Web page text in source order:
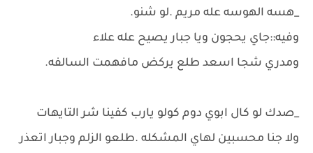
_هسه الهوسه عله مريم .لو شنو.
وفيه::جاي يحجون ويا جبار يصيح عله علاء
ومدري شجا اسعد طلع يركض مافهمت السالفه.
_صدك لو كال ابوي دوم كولو يارب كفينا شر التايهات
ولا جنا محسبين لهاي المشكله .طلعو الزلم وجبار اتعذر